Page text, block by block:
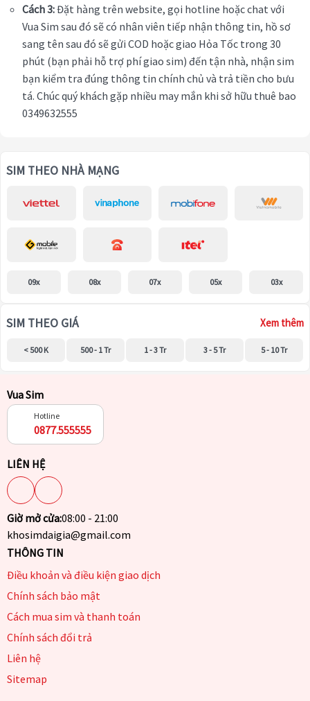
Cách 3:Đặt hàng trên website, gọi hotline hoặc chat với
Vua Sim sau đó sẽ có nhân viên tiếp nhận thông tin, hồ sơ
sang tên sau đó sẽ gửi COD hoặc giao Hỏa Tốc trong 30
phút (bạn phải hỗ trợ phí giao sim) đến tận nhà, nhận sim
bạn kiểm tra đúng thông tin chính chủ và trả tiền cho bưu
tá. Chúc quý khách gặp nhiều may mắn khi sở hữu thuê bao
0349632555
SIM THEO NHÀ MẠNG
09x 08x 07x 05x 03x
SIM THEO GIÁ Xem thêm
< 500 K 500 - 1 Tr 1 - 3 Tr 3 - 5 Tr 5 - 10 Tr
Vua Sim
Hotline
0877.555555
LIÊN HỆ
Giờ mở cửa:08:00 - 21:00
khosimdaigia@gmail.com
THÔNG TIN
Điều khoản và điều kiện giao dịch
Chính sách bảo mật
Cách mua sim và thanh toán
Chính sách đổi trả
Liên hệ
Sitemap